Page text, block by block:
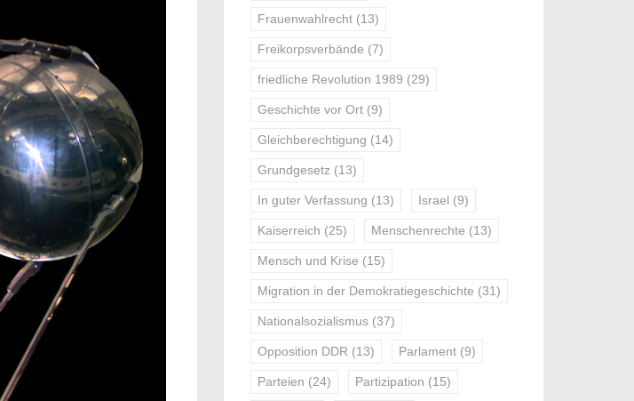
Frauenwahlrecht (13)
Freikorpsverbände (7)
friedliche Revolution 1989 (29)
Geschichte vor Ort (9)
Gleichberechtigung (14)
Grundgesetz (13)
In guter Verfassung (13) Israel (9)
Kaiserreich (25) Menschenrechte (13)
Mensch und Krise (15)
Migration in der Demokratiegeschichte (31)
Nationalsozialismus (37)
Opposition DDR (13) Parlament (9)
Parteien (24) Partizipation (15)